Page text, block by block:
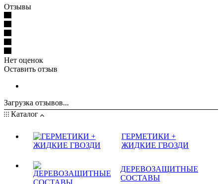
Отзывы
Нет оценок
Оставить отзыв
Загрузка отзывов...
Каталог
ГЕРМЕТИКИ +
ЖИДКИЕ ГВОЗДИ
ДЕРЕВОЗАЩИТНЫЕ
СОСТАВЫ